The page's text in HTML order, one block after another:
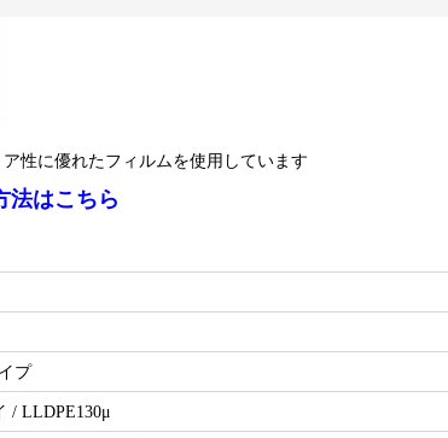
性に優れたフィルムを使用しています
法はこちら
プ
/ LLDPE130μ